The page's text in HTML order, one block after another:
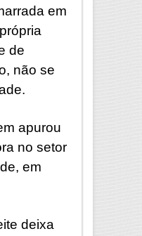
em
de
não se
apurou
no setor
em
deixa